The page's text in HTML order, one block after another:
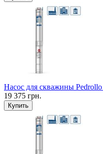
Насос для скважины Pedrollo
19 375 грн.
Купить